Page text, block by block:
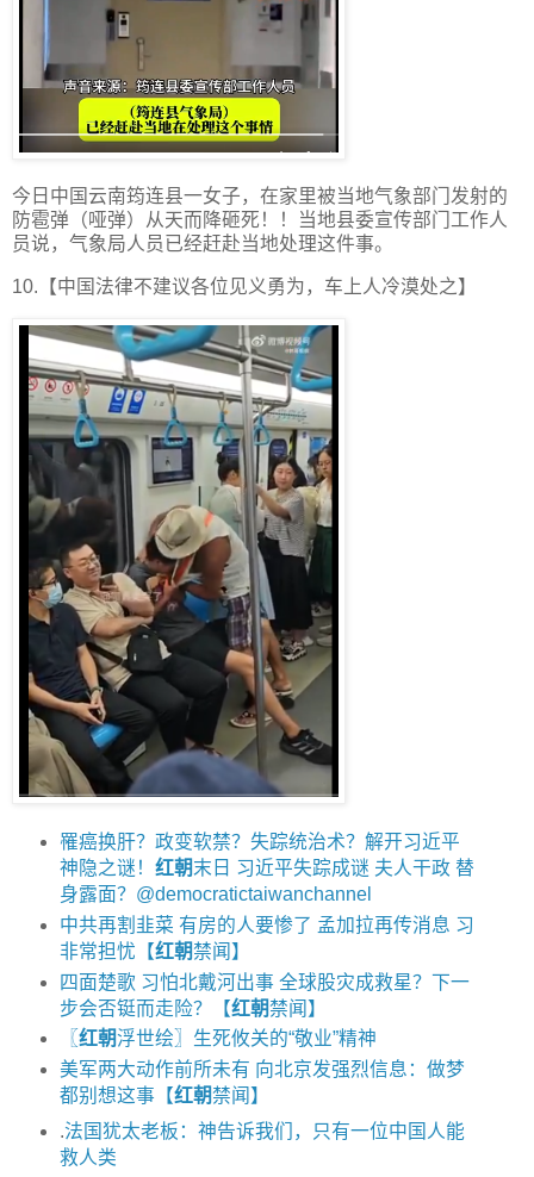
今日中国云南筠连县一女子，在家里被当地气象部门发射的
防雹弹（哑弹）从天而降砸死！！当地县委宣传部门工作人
员说，气象局人员已经赶赴当地处理这件事。
10.【中国法律不建议各位见义勇为，车上人冷漠处之】
罹癌换肝？政变软禁？失踪统治术？解开习近平
神隐之谜！ 红朝末日 习近平失踪成谜 夫人干政 替
身露面？@democratictaiwanchannel
中共再割韭菜 有房的人要惨了 孟加拉再传消息 习
非常担忧【红朝禁闻】
四面楚歌 习怕北戴河出事 全球股灾成救星？下一
步会否铤而走险？【红朝禁闻】
〖红朝浮世绘〗生死攸关的“敬业”精神
美军两大动作前所未有 向北京发强烈信息：做梦
都别想这事【红朝禁闻】
.法国犹太老板：神告诉我们，只有一位中国人能
救人类